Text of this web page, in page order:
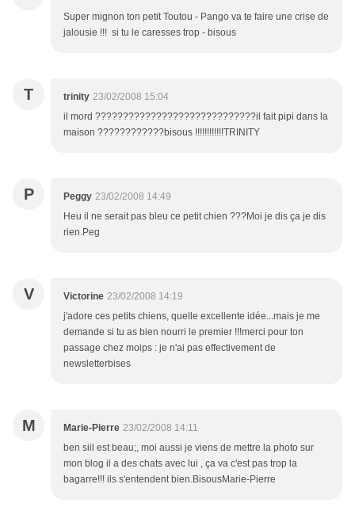
Super mignon ton petit Toutou - Pango va te faire une crise de
jalousie !!! si tu le caresses trop - bisous
T trinity 23/02/2008 15:04
il mord ?????????????????????????????il fait pipi dans la
maison ????????????bisous !!!!!!!!!!!!TRINITY
P Peggy 23/02/2008 14:49
Heu il ne serait pas bleu ce petit chien ???Moi je dis ça je dis
rien.Peg
V Victorine 23/02/2008 14:19
j'adore ces petits chiens, quelle excellente idée...mais je me
demande si tu as bien nourri le premier !!!merci pour ton
passage chez moips : je n'ai pas effectivement de
newsletterbises
M Marie-Pierre 23/02/2008 14:11
ben siil est beau;, moi aussi je viens de mettre la photo sur
mon blog il a des chats avec lui , ça va c'est pas trop la
bagarre!!! ils s'entendent bien.BisousMarie-Pierre